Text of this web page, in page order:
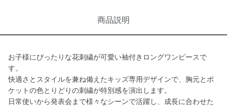
商品説明
お子様にぴったりな花刺繍が可愛い袖付きロングワンピースで
す。
快適さとスタイルを兼ね備えたキッズ専用デザインで、胸元とポ
ケットの色とりどりの刺繍が特別感を演出します。
日常使いから発表会まで様々なシーンで活躍し、成長に合わせた